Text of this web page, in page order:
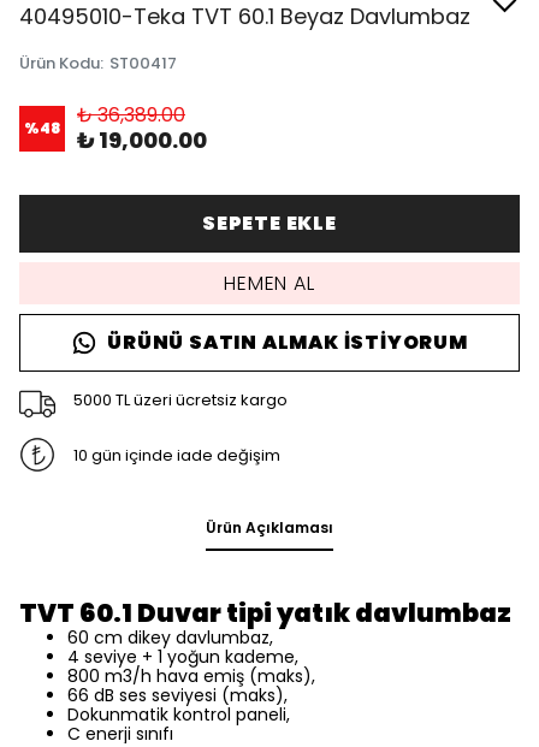
40495010-Teka TVT 60.1 Beyaz Davlumbaz
Ürün Kodu: ST00417
%48 ₺ 36,389.00
₺ 19,000.00
SEPETE EKLE
HEMEN AL
ÜRÜNÜ SATIN ALMAK İSTIYORUM
5000 TL üzeri ücretsiz kargo
10 gün içinde iade değişim
Ürün Açıklaması
TVT 60.1 Duvar tipi yatık davlumbaz
60 cm dikey davlumbaz,
4 seviye + 1 yoğun kademe,
800 m3/h hava emiş (maks),
66 dB ses seviyesi (maks),
Dokunmatik kontrol paneli,
C enerji sınıfı